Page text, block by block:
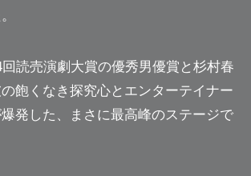
読売演劇大賞の優秀男優賞と杉村春
飽くなき探究心とエンターテイナー
発した、まさに最高峰のステージで